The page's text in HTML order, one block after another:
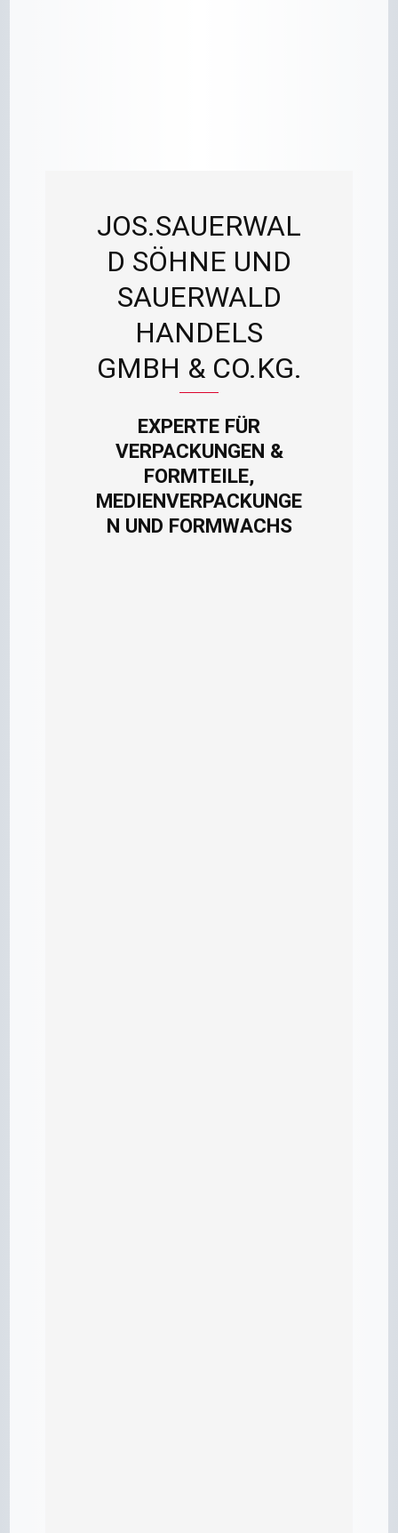
JOS.SAUERWAL
D SÖHNE UND
SAUERWALD
HANDELS
GMBH & CO.KG.
EXPERTE FÜR
VERPACKUNGEN &
FORMTEILE,
MEDIENVERPACKUNGE
N UND FORMWACHS